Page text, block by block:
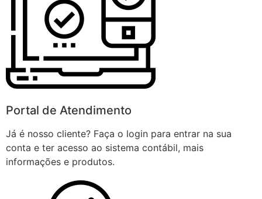
Portal de Atendimento
Já é nosso cliente? Faça o login para entrar na sua
conta e ter acesso ao sistema contábil, mais
informações e produtos.